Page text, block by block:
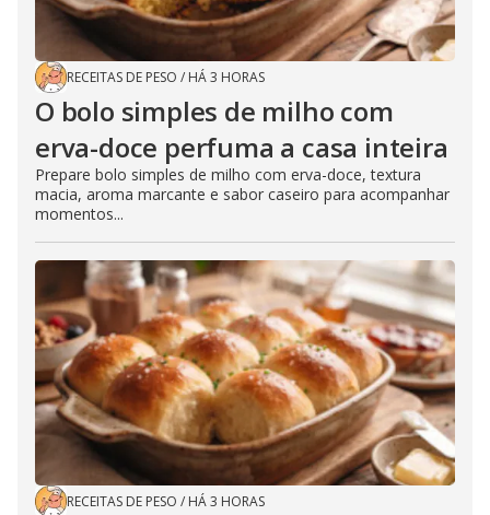
RECEITAS DE PESO / HÁ 3 HORAS
O bolo simples de milho com
erva-doce perfuma a casa inteira
Prepare bolo simples de milho com erva-doce, textura
macia, aroma marcante e sabor caseiro para acompanhar
momentos...
RECEITAS DE PESO / HÁ 3 HORAS